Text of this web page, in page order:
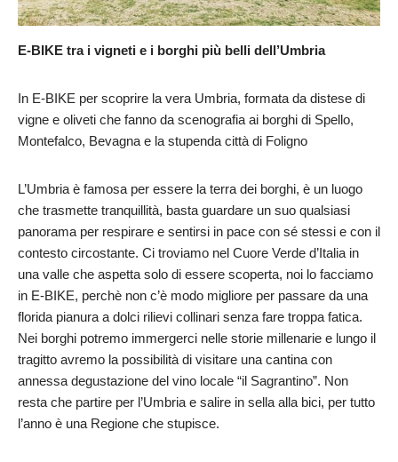
E-BIKE tra i vigneti e i borghi più belli dell’Umbria
In E-BIKE per scoprire la vera Umbria, formata da distese di
vigne e oliveti che fanno da scenografia ai borghi di Spello,
Montefalco, Bevagna e la stupenda città di Foligno
L’Umbria è famosa per essere la terra dei borghi, è un luogo
che trasmette tranquillità, basta guardare un suo qualsiasi
panorama per respirare e sentirsi in pace con sé stessi e con il
contesto circostante. Ci troviamo nel Cuore Verde d’Italia in
una valle che aspetta solo di essere scoperta, noi lo facciamo
in E-BIKE, perchè non c’è modo migliore per passare da una
florida pianura a dolci rilievi collinari senza fare troppa fatica.
Nei borghi potremo immergerci nelle storie millenarie e lungo il
tragitto avremo la possibilità di visitare una cantina con
annessa degustazione del vino locale “il Sagrantino”. Non
resta che partire per l’Umbria e salire in sella alla bici, per tutto
l’anno è una Regione che stupisce.